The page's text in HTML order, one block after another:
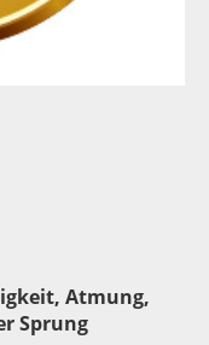
Atmung,
Sprung